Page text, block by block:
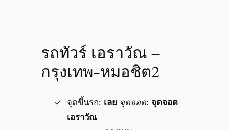
รถทัวร์ เอราวัณ –
กรุงเทพ-หมอชิต2
จุดขึ้นรถ: เลย จุดจอด: จุดจอด
เอราวัณ